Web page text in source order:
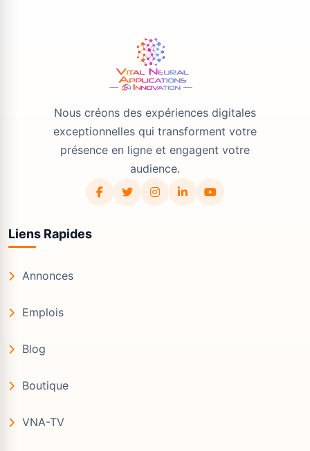
Nous créons des expériences digitales
exceptionnelles qui transforment votre
présence en ligne et engagent votre
audience.
Liens Rapides
Annonces
Emplois
Blog
Boutique
VNA-TV